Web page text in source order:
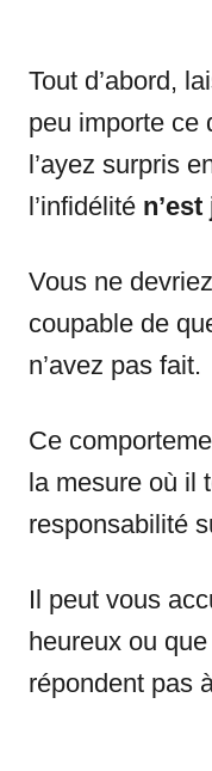
Tout d’abord,
peu importe ce
l’ayez surpris
l’infidélité
Vous ne
coupable de
n’avez pas fait.
Ce
la mesure où il
responsabilité
Il peut vous
heureux ou
répondent pas